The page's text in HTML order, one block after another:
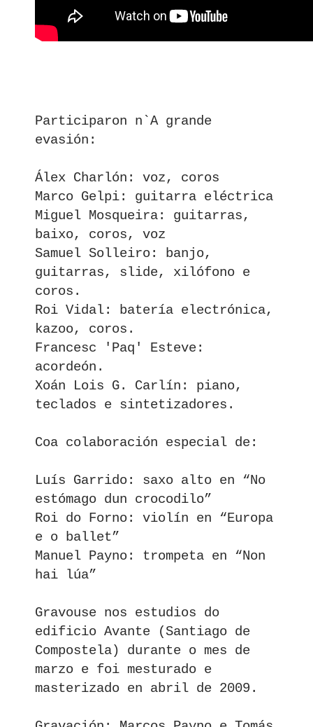
Participaron n`A grande
evasión:
Álex Charlón: voz, coros
Marco Gelpi: guitarra eléctrica
Miguel Mosqueira: guitarras,
baixo, coros, voz
Samuel Solleiro: banjo,
guitarras, slide, xilófono e
coros.
Roi Vidal: batería electrónica,
kazoo, coros.
Francesc 'Paq' Esteve:
acordeón.
Xoán Lois G. Carlín: piano,
teclados e sintetizadores.
Coa colaboración especial de:
Luís Garrido: saxo alto en “No
estómago dun crocodilo”
Roi do Forno: violín en “Europa
e o ballet”
Manuel Payno: trompeta en “Non
hai lúa”
Gravouse nos estudios do
edificio Avante (Santiago de
Compostela) durante o mes de
marzo e foi mesturado e
masterizado en abril de 2009.